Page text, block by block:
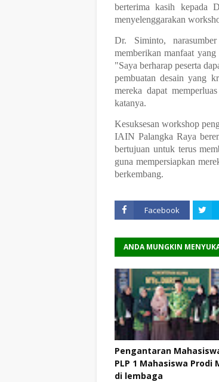
berterima kasih kepada
menyelenggarakan
Dr. Siminto,
memberikan manfaat
"Saya berharap peserta
pembuatan desain yang
mereka dapat
katanya.
Kesuksesan workshop
IAIN Palangka Raya
bertujuan untuk terus
guna mempersiapkan
berkembang.
Facebook
ANDA MUNGKIN
Pengantaran
PLP 1 Mahasiswa Prodi
di lembaga